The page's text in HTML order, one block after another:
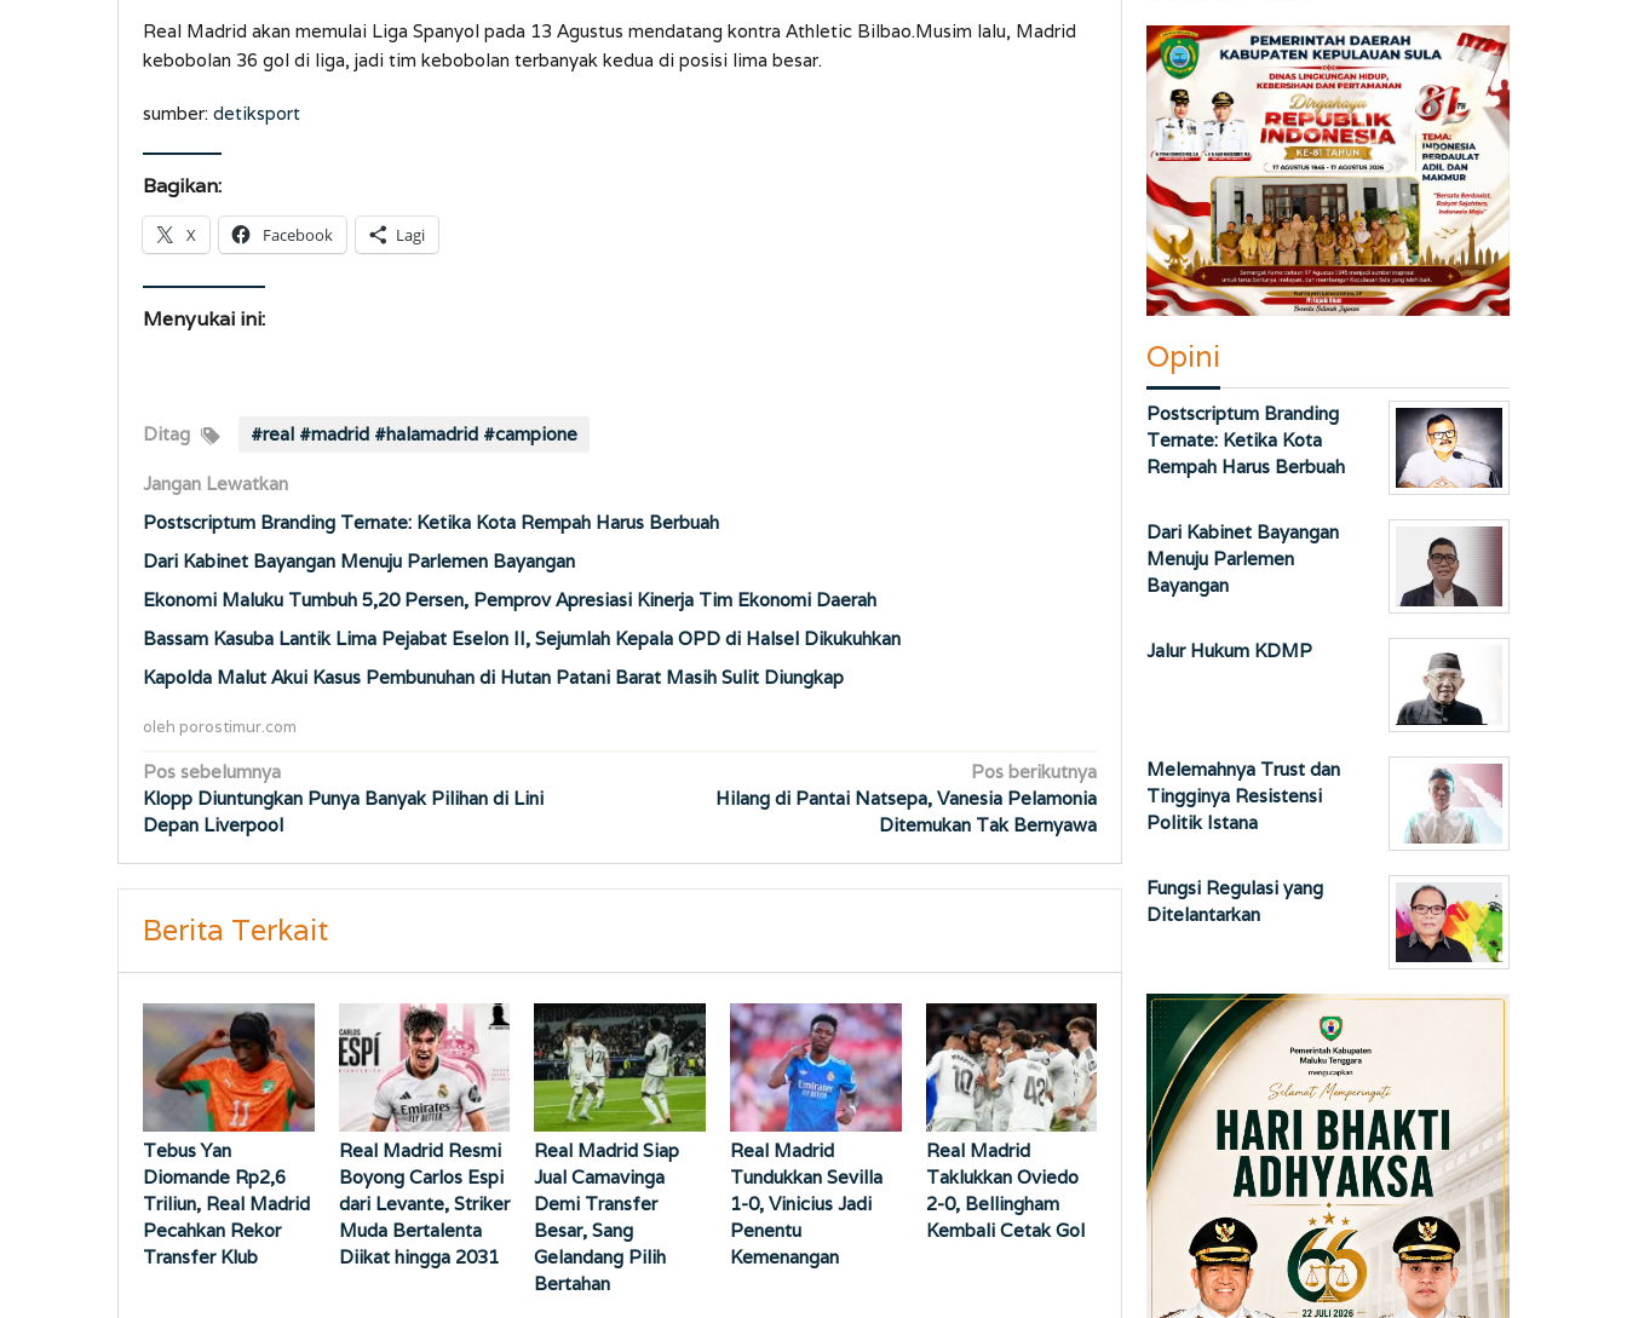
Real Madrid akan memulai Liga Spanyol pada 13 Agustus mendatang kontra Athletic Bilbao.Musim lalu, Madrid
kebobolan 36 gol di liga, jadi tim kebobolan terbanyak kedua di posisi lima besar.
sumber: detiksport
Bagikan:
X Facebook Lagi
Menyukai ini:
Ditag #real #madrid #halamadrid #campione
Jangan Lewatkan
Postscriptum Branding Ternate: Ketika Kota Rempah Harus Berbuah
Dari Kabinet Bayangan Menuju Parlemen Bayangan
Ekonomi Maluku Tumbuh 5,20 Persen, Pemprov Apresiasi Kinerja Tim Ekonomi Daerah
Bassam Kasuba Lantik Lima Pejabat Eselon II, Sejumlah Kepala OPD di Halsel Dikukuhkan
Kapolda Malut Akui Kasus Pembunuhan di Hutan Patani Barat Masih Sulit Diungkap
oleh porostimur.com
Navigasi
pos
Pos sebelumnya
Klopp Diuntungkan Punya Banyak Pilihan di Lini
Depan Liverpool
Pos berikutnya
Hilang di Pantai Natsepa, Vanesia Pelamonia
Ditemukan Tak Bernyawa
Berita Terkait
Tebus Yan
Diomande Rp2,6
Triliun, Real Madrid
Pecahkan Rekor
Transfer Klub
Real Madrid Resmi
Boyong Carlos Espi
dari Levante, Striker
Muda Bertalenta
Diikat hingga 2031
Real Madrid Siap
Jual Camavinga
Demi Transfer
Besar, Sang
Gelandang Pilih
Bertahan
Real Madrid
Tundukkan Sevilla
1-0, Vinicius Jadi
Penentu
Kemenangan
Real Madrid
Taklukkan Oviedo
2-0, Bellingham
Kembali Cetak Gol
Opini
Postscriptum Branding
Ternate: Ketika Kota
Rempah Harus Berbuah
Dari Kabinet Bayangan
Menuju Parlemen
Bayangan
Jalur Hukum KDMP
Melemahnya Trust dan
Tingginya Resistensi
Politik Istana
Fungsi Regulasi yang
Ditelantarkan